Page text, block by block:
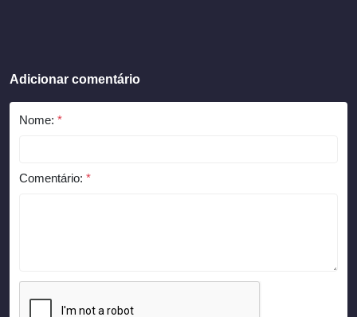
Adicionar comentário
Nome: *
Comentário: *